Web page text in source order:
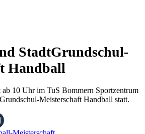
StadtGrundschul-
Handball
10 Uhr im TuS Bommern Sportzentrum
Meisterschaft Handball statt.